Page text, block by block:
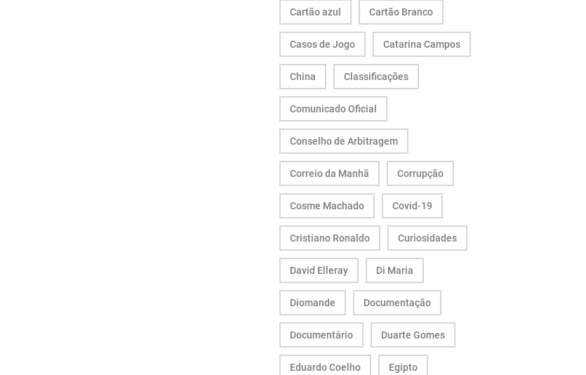
Cartão azul Cartão Branco
Casos de Jogo Catarina Campos
China Classificações
Comunicado Oficial
Conselho de Arbitragem
Correio da Manhã Corrupção
Cosme Machado Covid-19
Cristiano Ronaldo Curiosidades
David Elleray Di Maria
Diomande Documentação
Documentário Duarte Gomes
Eduardo Coelho Egipto